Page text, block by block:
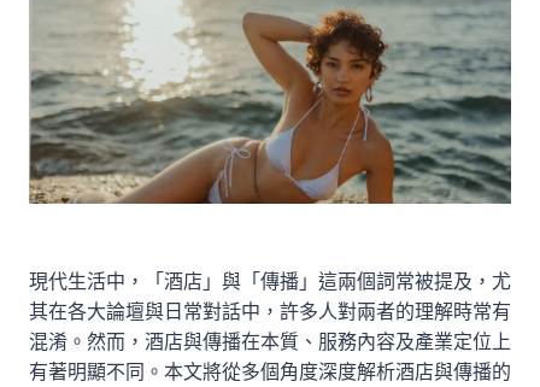
現代生活中，「酒店」與「傳播」這兩個詞常被提及，尤
其在各大論壇與日常對話中，許多人對兩者的理解時常有
混淆。然而，酒店與傳播在本質、服務內容及產業定位上
有著明顯不同。本文將從多個角度深度解析酒店與傳播的